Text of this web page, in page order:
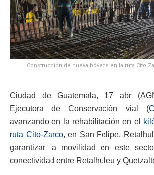
Construcción de nueva bóveda en la ruta Cito
Ciudad de Guatemala, 17 abr
Ejecutora de Conservación vial (
avanzando en la rehabilitación en el
ruta Cito-Zarco, en San Felipe,
garantizar la movilidad en este
conectividad entre Retalhuleu y